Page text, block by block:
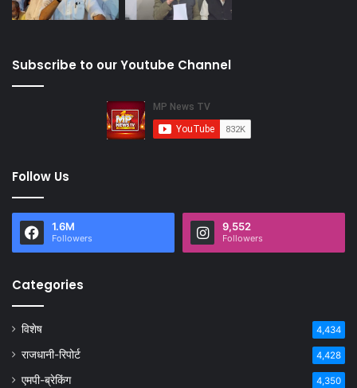
Subscribe to our Youtube Channel
Follow Us
1.6M
Followers
9,552
Followers
Categories
विशेष 4,434
राजधानी-रिपोर्ट 4,428
एमपी-ब्रेकिंग 4,350